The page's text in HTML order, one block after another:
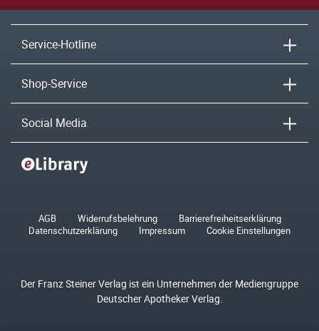
Service-Hotline
Shop-Service
Social Media
AGB Widerrufsbelehrung
Barrierefreiheitserklärung
Datenschutzerklärung
Impressum Cookie Einstellungen
Der Franz Steiner Verlag ist ein Unternehmen der Mediengruppe
Deutscher Apotheker Verlag.